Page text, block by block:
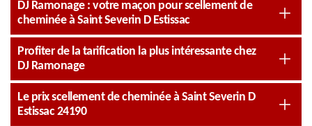
DJ Ramonage : votre maçon pour scellement de
cheminée à Saint Severin D Estissac
Profiter de la tarification la plus intéressante chez
DJ Ramonage
Le prix scellement de cheminée à Saint Severin D
Estissac 24190